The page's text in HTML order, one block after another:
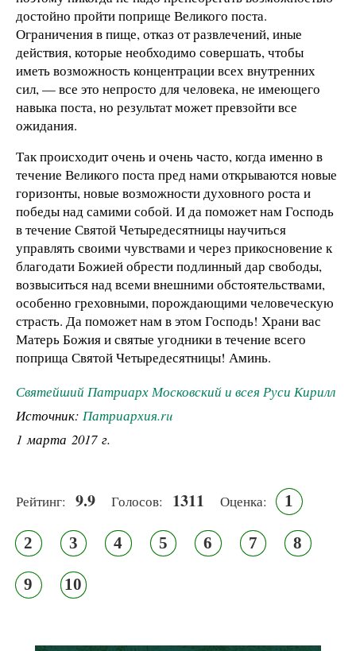
достойно пройти поприще Великого поста.
Ограничения в пище, отказ от развлечений, иные
действия, которые необходимо совершать, чтобы
иметь возможность концентрации всех внутренних
сил, — все это непросто для человека, не имеющего
навыка поста, но результат может превзойти все
ожидания.
Так происходит очень и очень часто, когда именно в
течение Великого поста пред нами открываются новые
горизонты, новые возможности духовного роста и
победы над самими собой. И да поможет нам Господь
в течение Святой Четыредесятницы научиться
управлять своими чувствами и через прикосновение к
благодати Божией обрести подлинный дар свободы,
возвыситься над всеми внешними обстоятельствами,
особенно греховными, порождающими человеческую
страсть. Да поможет нам в этом Господь! Храни вас
Матерь Божия и святые угодники в течение всего
поприща Святой Четыредесятницы! Аминь.
Святейший Патриарх Московский и всея Руси Кирилл
Источник: Патриархия.ru
1 марта 2017 г.
Рейтинг: 9.9 Голосов: 1311 Оценка: 1
2 3 4 5 6 7 8
9 10